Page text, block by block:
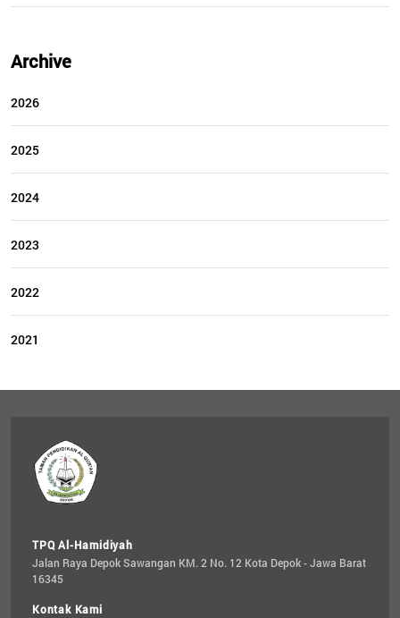
Archive
2026
2025
2024
2023
2022
2021
TPQ Al-Hamidiyah
Jalan Raya Depok Sawangan KM. 2 No. 12 Kota Depok - Jawa Barat
16345
Kontak Kami